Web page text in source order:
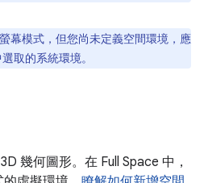
幕模式，但您尚未定義空間環境，應
取的系統環境。
幾何圖形。在 Full Space 中，